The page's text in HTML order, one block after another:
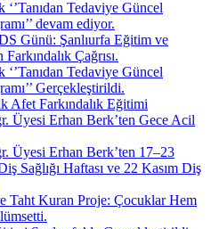
Tedaviye Güncel
devam ediyor.
Günü: Şanlıurfa Eğitim ve
Çağrısı.
Tedaviye Güncel
Gerçekleştirildi.
Afet Farkındalık Eğitimi
Üyesi Erhan Berk’ten Gece Acil
Üyesi Erhan Berk’ten 17–23
Sağlığı Haftası ve 22 Kasım Diş
Taht Kuran Proje: Çocuklar Hem